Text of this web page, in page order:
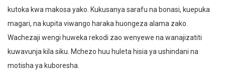
kutoka kwa makosa yako. Kukusanya sarafu na bonasi, kuepuka
magari, na kupita viwango haraka huongeza alama zako.
Wachezaji wengi huweka rekodi zao wenyewe na wanajizatiti
kuwavunja kila siku. Mchezo huu huleta hisia ya ushindani na
motisha ya kuboresha.